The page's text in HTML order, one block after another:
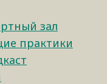
зал
практики